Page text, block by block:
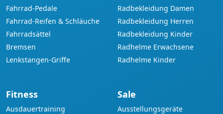
Fahrrad-Pedale
Fahrrad-Reifen & Schläuche
Fahrradsättel
Bremsen
Lenkstangen-Griffe
Radbekleidung Damen
Radbekleidung Herren
Radbekleidung Kinder
Radhelme Erwachsene
Radhelme Kinder
Fitness
Ausdauertraining
Sale
Ausstellungsgeräte